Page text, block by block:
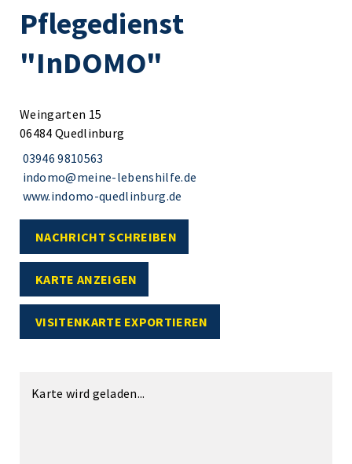
Pflegedienst
"InDOMO"
Weingarten 15
06484 Quedlinburg
03946 9810563
indomo@meine-lebenshilfe.de
www.indomo-quedlinburg.de
NACHRICHT SCHREIBEN
KARTE ANZEIGEN
VISITENKARTE EXPORTIEREN
Karte wird geladen...